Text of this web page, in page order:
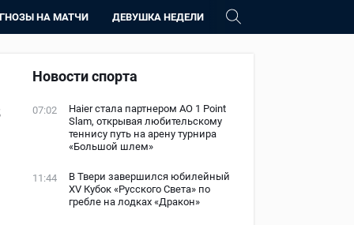
НА МАТЧИ ДЕВУШКА НЕДЕЛИ
Новости спорта
07:02
Haier стала партнером AO 1 Point
Slam, открывая любительскому
теннису путь на арену турнира
«Большой шлем»
11:44
В Твери завершился юбилейный
XV Кубок «Русского Света» по
гребле на лодках «Дракон»